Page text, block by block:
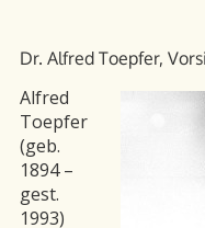
Dr. Alfred Toepfer,
Alfred
Toepfer
(geb.
1894 –
gest.
1993)